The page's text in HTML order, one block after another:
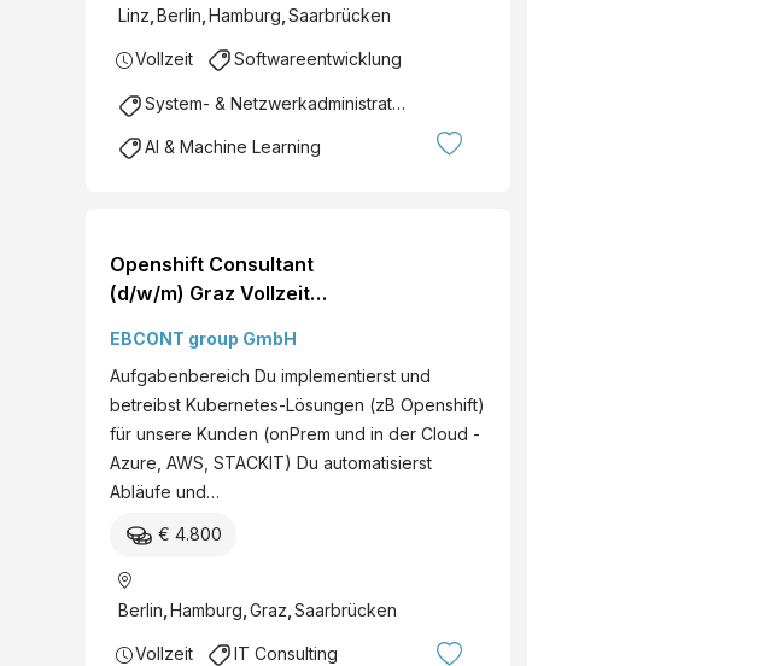
Linz Berlin Hamburg Saarbrücken
Vollzeit Softwareentwicklung
System- & Netzwerkadministration
AI & Machine Learning
Openshift Consultant
(d/w/m) Graz Vollzeit
Christoph Eder
EBCONT group GmbH
Aufgabenbereich Du implementierst und
betreibst Kubernetes-Lösungen (zB Openshift)
für unsere Kunden (onPrem und in der Cloud -
Azure, AWS, STACKIT) Du automatisierst
Abläufe und…
€ 4.800
Berlin Hamburg Graz Saarbrücken
Vollzeit IT Consulting